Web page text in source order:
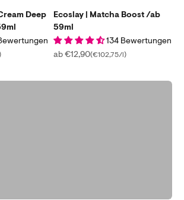
Deep
machen
Produkte für dich in nur 2 Minuten.
Ecoslay | Matcha Boost /ab
59ml
134 Bewertungen
Angebot
ab €12,90(€102,75/l)